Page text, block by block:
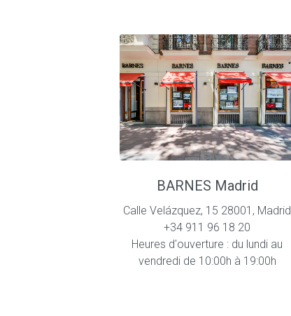
BARNES Madrid
Calle Velázquez, 15 28001, Madrid
+34 911 96 18 20
Heures d'ouverture : du lundi au
vendredi de 10:00h à 19:00h